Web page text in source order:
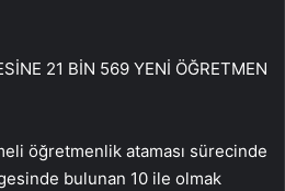
21 BİN 569 YENİ ÖĞRETMEN
öğretmenlik ataması sürecinde
bulunan 10 ile olmak